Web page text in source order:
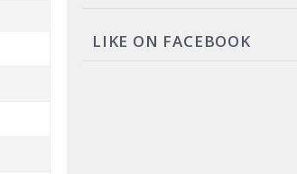
LIKE ON FACEBOOK